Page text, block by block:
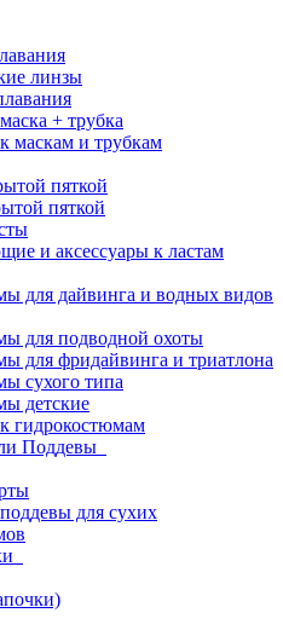
линзы
+ трубка
маскам и трубкам
пяткой
пяткой
и аксессуары к ластам
для дайвинга и водных видов
для подводной охоты
для фридайвинга и триатлона
сухого типа
детские
гидрокостюмам
Поддевы
для сухих